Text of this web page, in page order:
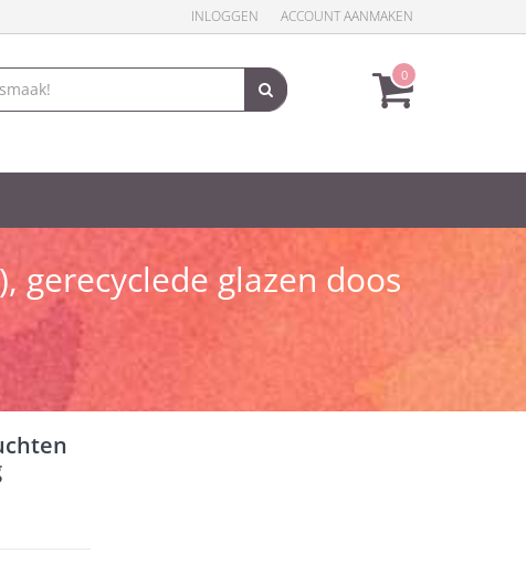
INLOGGEN ACCOUNT AANMAKEN
0
gerecyclede glazen doos